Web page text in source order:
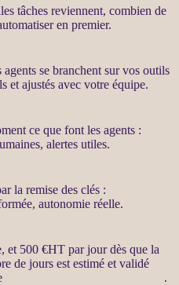
tâches reviennent, combien de
en premier.
agentsse branchent sur vos outils
et ajustés avec votre équipe.
ce que font les agents:
alertesutiles.
la remise des clés :
autonomie réelle.
et 500 €HTpar jour dès que la
de jours est estimé et validé
.